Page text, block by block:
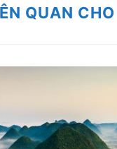
QUAN